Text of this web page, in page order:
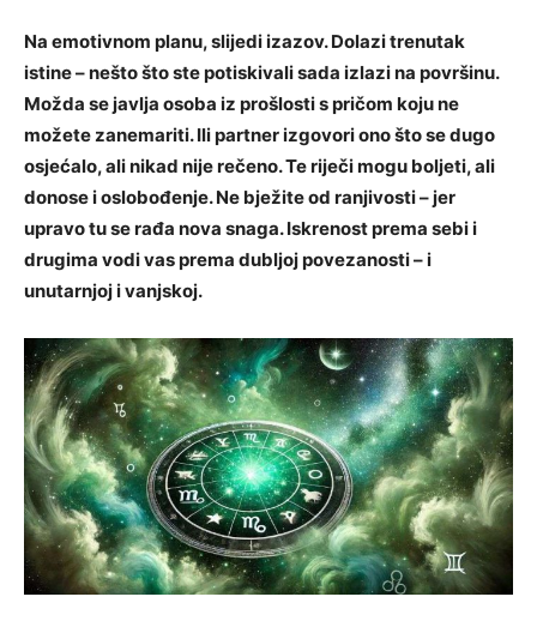
Na emotivnom planu, slijedi izazov. Dolazi trenutak
istine – nešto što ste potiskivali sada izlazi na površinu.
Možda se javlja osoba iz prošlosti s pričom koju ne
možete zanemariti. Ili partner izgovori ono što se dugo
osjećalo, ali nikad nije rečeno. Te riječi mogu boljeti, ali
donose i oslobođenje. Ne bježite od ranjivosti – jer
upravo tu se rađa nova snaga. Iskrenost prema sebi i
drugima vodi vas prema dubljoj povezanosti – i
unutarnjoj i vanjskoj.